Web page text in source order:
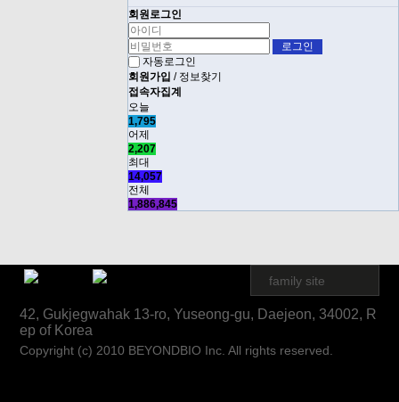
회원로그인
자동로그인
회원가입 / 정보찾기
접속자집계
오늘
1,795
어제
2,207
최대
14,057
전체
1,886,845
family site
42, Gukjegwahak 13-ro, Yuseong-gu, Daejeon, 34002, R
ep of Korea
Copyright (c) 2010 BEYONDBIO Inc. All rights reserved.